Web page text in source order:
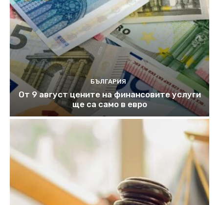
БЪЛГАРИЯ
От 9 август цените на финансовите услуги
ще са само в евро